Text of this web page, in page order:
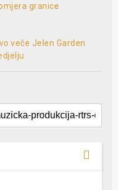
granice
veče Jelen Garden